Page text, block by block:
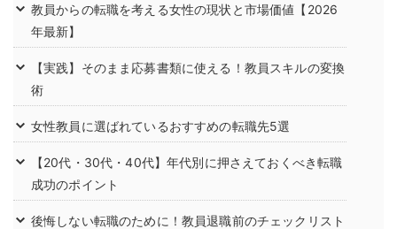
教員からの転職を考える女性の現状と市場価値【2026
年最新】
【実践】そのまま応募書類に使える！教員スキルの変換
術
女性教員に選ばれているおすすめの転職先5選
【20代・30代・40代】年代別に押さえておくべき転職
成功のポイント
後悔しない転職のために！教員退職前のチェックリスト